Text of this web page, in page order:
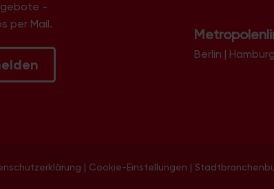
-
per Mail.
Berlin | Hamburg
| Cookie-Einstellungen |